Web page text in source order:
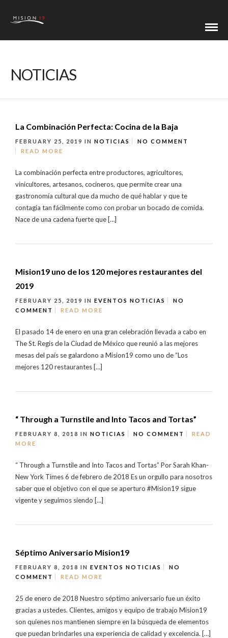
NOTICIAS
La Combinación Perfecta: Cocina de la Baja
FEBRUARY 25, 2019 IN NOTICIAS
NO COMMENT
READ MORE
La combinación perfecta entre productores, agricultores,
vinicultores, artesanos, cocineros, que permite crear una
gastronomía cultural que da mucho de qué hablar y que te
contagia tan fácilmente como con probar un bocado de comida.
Nace de una cadena fuerte que […]
Mision19 uno de los 120 mejores restaurantes del
2019
FEBRUARY 25, 2019 IN EVENTOS NOTICIAS
NO
COMMENT
READ MORE
El pasado 14 de enero en una gran celebración llevada a cabo en
The St. Regis de la Ciudad de México que reunió a las mejores
mesas del país se galardono a Mision19 como uno de “Los
mejores 120 restaurantes […]
“ Through a Turnstile and Into Tacos and Tortas”
FEBRUARY 8, 2018 IN NOTICIAS NO COMMENT
READ
MORE
“ Through a Turnstile and Into Tacos and Tortas” Por Sarah Khan-
New York Times 6 de febrero de 2018 Es un orgullo para nosotros
saber que el objetivo con el que se aperturo #Mision19 sigue
vigente y seguimos siendo […]
Séptimo Aniversario Mision19
FEBRUARY 8, 2018 IN EVENTOS NOTICIAS
NO
COMMENT
READ MORE
25 de enero de 2018 Nuestro séptimo aniversario fue un éxito
gracias a ustedes. Clientes, amigos y equipo de trabajo Mision19
son quienes nos mantienen siempre en la búsqueda de elementos
que puedan brindarles una experiencia de calidad y excelencia. […]